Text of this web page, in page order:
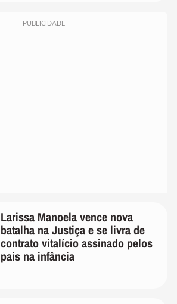
PUBLICIDADE
Larissa Manoela vence nova
batalha na Justiça e se livra de
contrato vitalício assinado pelos
pais na infância